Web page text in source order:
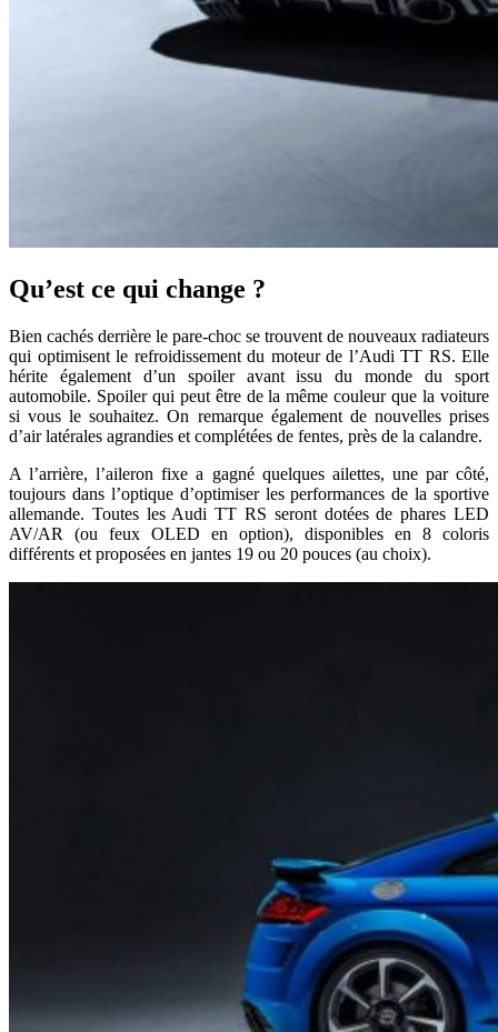
Qu’est ce qui change ?
Bien cachés derrière le pare-choc se trouvent de nouveaux radiateurs
qui optimisent le refroidissement du moteur de l’Audi TT RS. Elle
hérite également d’un spoiler avant issu du monde du sport
automobile. Spoiler qui peut être de la même couleur que la voiture
si vous le souhaitez. On remarque également de nouvelles prises
d’air latérales agrandies et complétées de fentes, près de la calandre.
A l’arrière, l’aileron fixe a gagné quelques ailettes, une par côté,
toujours dans l’optique d’optimiser les performances de la sportive
allemande. Toutes les Audi TT RS seront dotées de phares LED
AV/AR (ou feux OLED en option), disponibles en 8 coloris
différents et proposées en jantes 19 ou 20 pouces (au choix).